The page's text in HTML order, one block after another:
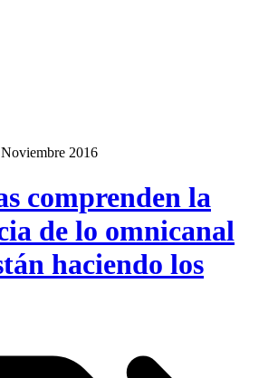
2016
comprenden la
de lo omnicanal
haciendo los